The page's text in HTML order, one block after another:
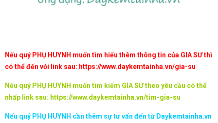
Nếu quý PHỤ HUYNH muốn tìm hiểu thêm thông tin của GIA SƯ thì
có thể đến với link sau: https://www.daykemtainha.vn/gia-su
Nếu quý PHỤ HUYNH muốn tìm kiếm GIA SƯ theo yêu cầu có thể
nhấp link sau: https://www.daykemtainha.vn/tim-gia-su
Nếu quý PHỤ HUYNH cần thêm sự tư vấn đến từ Daykemtainha.vn